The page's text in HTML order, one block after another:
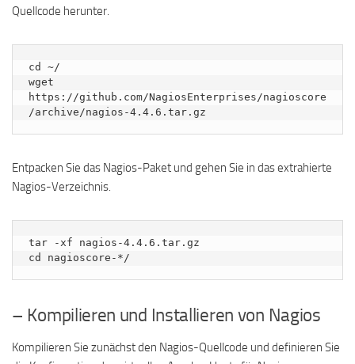
Quellcode herunter.
cd ~/
wget
https://github.com/NagiosEnterprises/nagioscore
/archive/nagios-4.4.6.tar.gz
Entpacken Sie das Nagios-Paket und gehen Sie in das extrahierte
Nagios-Verzeichnis.
tar -xf nagios-4.4.6.tar.gz
cd nagioscore-*/
– Kompilieren und Installieren von Nagios
Kompilieren Sie zunächst den Nagios-Quellcode und definieren Sie